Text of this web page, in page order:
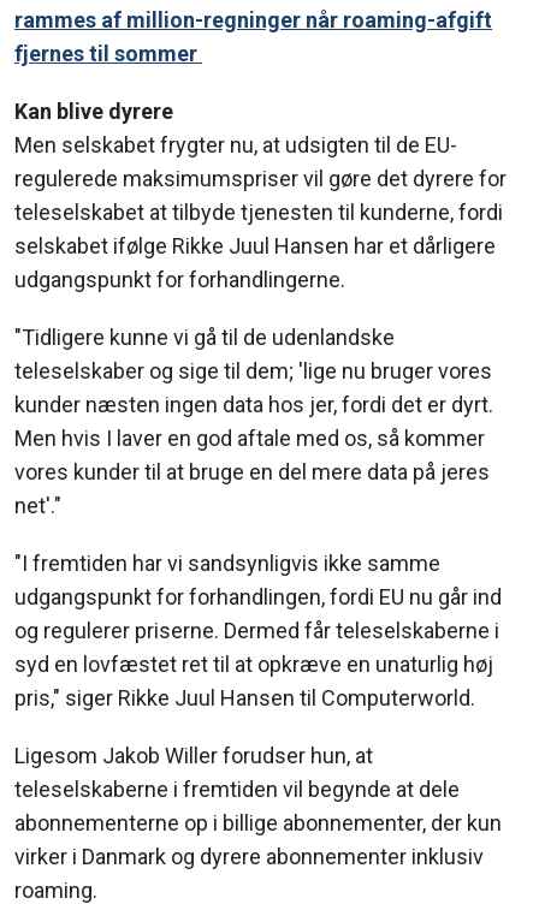
rammes af million-regninger når roaming-afgift
fjernes til sommer
Kan blive dyrere
Men selskabet frygter nu, at udsigten til de EU-
regulerede maksimumspriser vil gøre det dyrere for
teleselskabet at tilbyde tjenesten til kunderne, fordi
selskabet ifølge Rikke Juul Hansen har et dårligere
udgangspunkt for forhandlingerne.
"Tidligere kunne vi gå til de udenlandske
teleselskaber og sige til dem; 'lige nu bruger vores
kunder næsten ingen data hos jer, fordi det er dyrt.
Men hvis I laver en god aftale med os, så kommer
vores kunder til at bruge en del mere data på jeres
net'."
"I fremtiden har vi sandsynligvis ikke samme
udgangspunkt for forhandlingen, fordi EU nu går ind
og regulerer priserne. Dermed får teleselskaberne i
syd en lovfæstet ret til at opkræve en unaturlig høj
pris," siger Rikke Juul Hansen til Computerworld.
Ligesom Jakob Willer forudser hun, at
teleselskaberne i fremtiden vil begynde at dele
abonnementerne op i billige abonnementer, der kun
virker i Danmark og dyrere abonnementer inklusiv
roaming.